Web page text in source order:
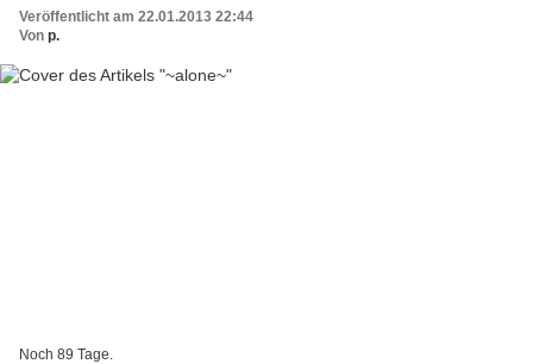
Veröffentlicht am 22.01.2013 22:44
Von p.
Noch 89 Tage.